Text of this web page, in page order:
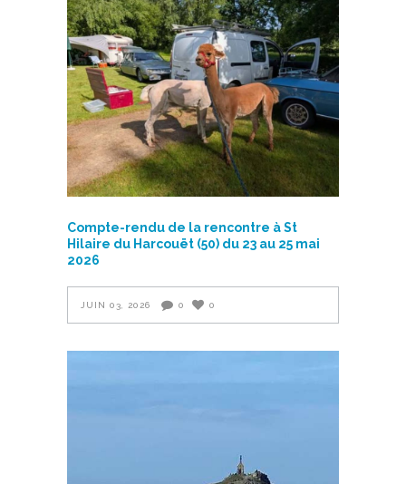
Compte-rendu de la rencontre à St
Hilaire du Harcouët (50) du 23 au 25 mai
2026
JUIN 03, 2026 0 0